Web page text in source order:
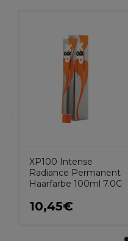
XP100 Intense
Radiance Permanent
Haarfarbe 100ml 7.0C
10,45€